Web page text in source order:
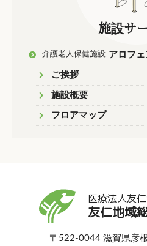
施設サ
介護老人保健施設 アロフ
ご挨拶
施設概要
フロアマップ
医療法人友
友仁地域
〒522-0044 滋賀県彦